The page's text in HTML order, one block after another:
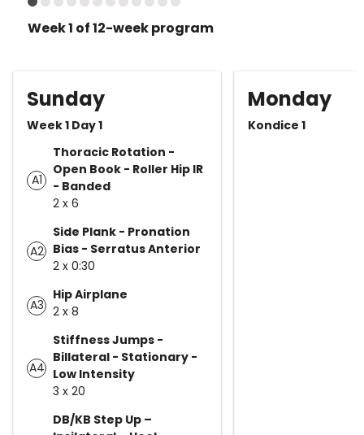
Week 1 of 12-week program
Sunday
Week 1 Day 1
A1
Thoracic Rotation -
Open Book - Roller Hip IR
- Banded
2 x 6
A2
Side Plank - Pronation
Bias - Serratus Anterior
2 x 0:30
A3
Hip Airplane
2 x 8
A4
Stiffness Jumps -
Billateral - Stationary -
Low Intensity
3 x 20
DB/KB Step Up –
Monday
Kondice 1